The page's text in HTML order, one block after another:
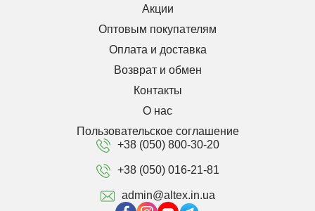
Акции
Оптовым покупателям
Оплата и доставка
Возврат и обмен
Контакты
О нас
Пользовательское соглашение
+38 (050) 800-30-20
+38 (050) 016-21-81
admin@altex.in.ua